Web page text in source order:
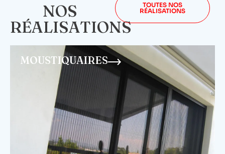
NOS
RÉALISATIONS
TOUTES NOS
RÉALISATIONS
MOUSTIQUAIRES